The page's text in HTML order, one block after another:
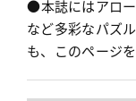
●本誌にはアロ
など多彩なパズ
も、このページ